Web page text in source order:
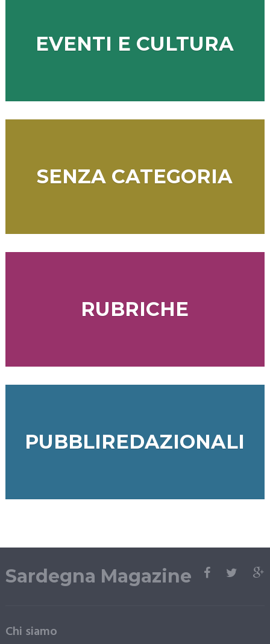
EVENTI E CULTURA
SENZA CATEGORIA
RUBRICHE
PUBBLIREDAZIONALI
Sardegna Magazine
Chi siamo